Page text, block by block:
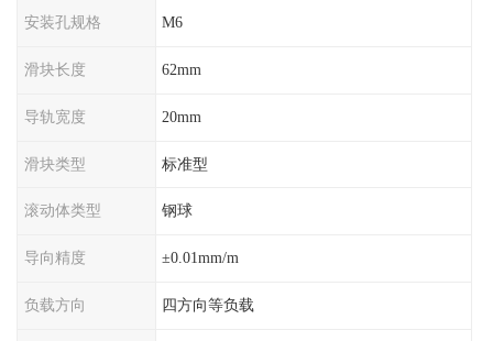
安装孔规格 M6
滑块长度 62mm
导轨宽度 20mm
滑块类型 标准型
滚动体类型 钢球
导向精度 ±0.01mm/m
负载方向 四方向等负载